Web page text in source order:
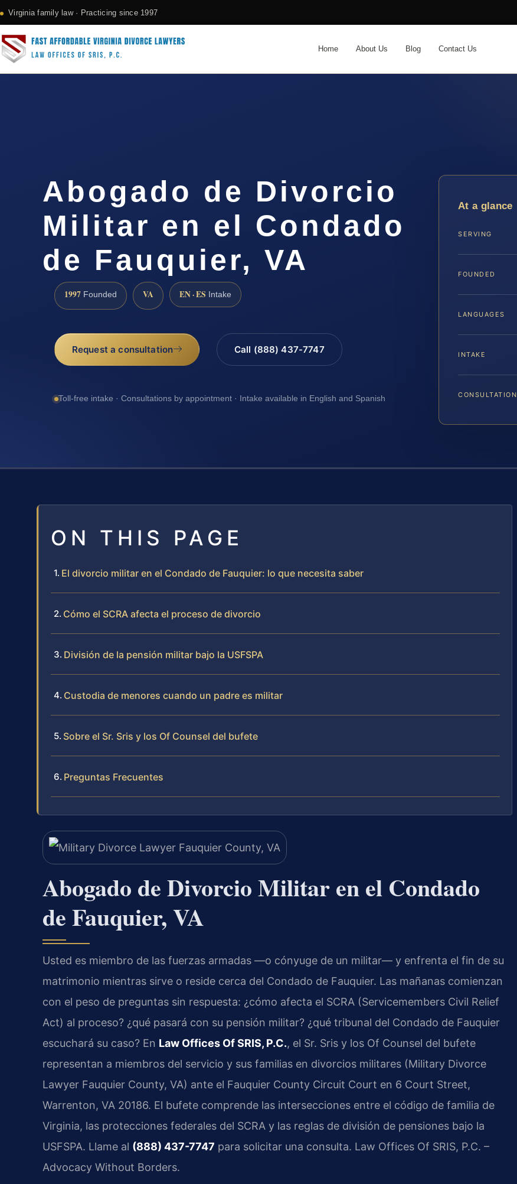
Virginia family law · Practicing since 1997
Home About Us Blog Contact Us
Abogado de Divorcio
Militar en el Condado
de Fauquier, VA
1997 Founded VA EN · ES Intake
Request a consultation Call (888) 437-7747
Toll-free intake · Consultations by appointment · Intake available in English and Spanish
At a glance
SERVING
FOUNDED
LANGUAGES
INTAKE
CONSULTATION
ON THIS PAGE
El divorcio militar en el Condado de Fauquier: lo que necesita saber
Cómo el SCRA afecta el proceso de divorcio
División de la pensión militar bajo la USFSPA
Custodia de menores cuando un padre es militar
Sobre el Sr. Sris y los Of Counsel del bufete
Preguntas Frecuentes
Abogado de Divorcio Militar en el Condado
de Fauquier, VA
Usted es miembro de las fuerzas armadas —o cónyuge de un militar— y enfrenta el fin de su
matrimonio mientras sirve o reside cerca del Condado de Fauquier. Las mañanas comienzan
con el peso de preguntas sin respuesta: ¿cómo afecta el SCRA (Servicemembers Civil Relief
Act) al proceso? ¿qué pasará con su pensión militar? ¿qué tribunal del Condado de Fauquier
escuchará su caso? En Law Offices Of SRIS, P.C., el Sr. Sris y los Of Counsel del bufete
representan a miembros del servicio y sus familias en divorcios militares (Military Divorce
Lawyer Fauquier County, VA) ante el Fauquier County Circuit Court en 6 Court Street,
Warrenton, VA 20186. El bufete comprende las intersecciones entre el código de familia de
Virginia, las protecciones federales del SCRA y las reglas de división de pensiones bajo la
USFSPA. Llame al (888) 437-7747 para solicitar una consulta. Law Offices Of SRIS, P.C. –
Advocacy Without Borders.